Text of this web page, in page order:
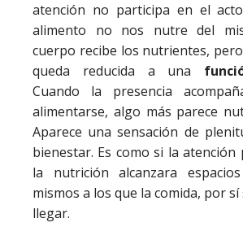
atención no participa en el
alimento no nos nutre del
cuerpo recibe los nutrientes,
queda reducida a una
Cuando la presencia
alimentarse, algo más parece
Aparece una sensación de
bienestar. Es como si la atención
la nutrición alcanzara
mismos a los que la comida, por
llegar.